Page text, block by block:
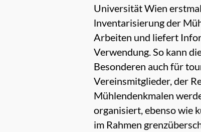
Universität Wien
lnventarisierung der
Arbeiten und liefert
Verwendung. So kann
Besonderen auch für
Vereinsmitglieder, der
Mühlendenkmalen
organisiert, ebenso wie
im Rahmen